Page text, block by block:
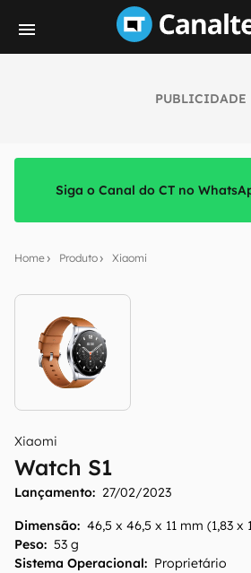
PUBLICIDADE
Siga o Canal do CT no
Home Produto Xiaomi
Xiaomi
Watch S1
Lançamento: 27/02/2023
Dimensão: 46,5 x 46,5 x 11 mm (1,83 x
Peso: 53 g
Sistema Operacional: Proprietário